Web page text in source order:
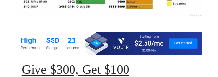
Give $300, Get $100